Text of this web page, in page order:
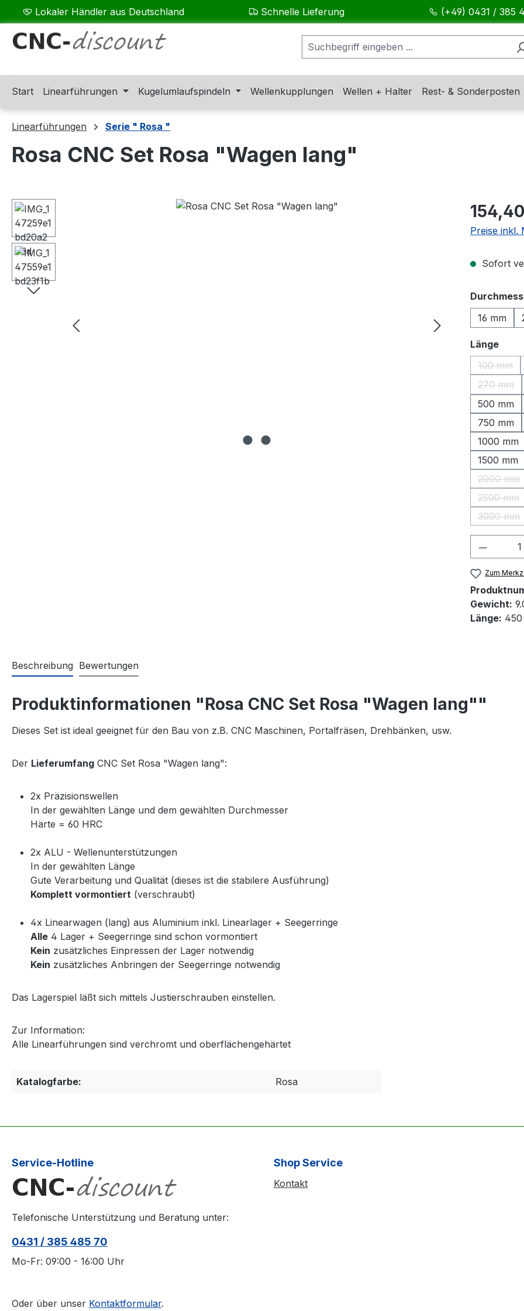
Hauptinhalt springen
Zur Suche springen
Zur Hauptnavigation springen
Lokaler Händler aus Deutschland Schnelle Lieferung (+49) 0431 / 385
Start Linearführungen Kugelumlaufspindeln Wellenkupplungen Wellen + Halter Rest- & Sonderposten
Linearführungen Serie " Rosa "
Rosa CNC Set Rosa "Wagen lang"
Bildergalerie überspringen Regulärer
Preise inkl.
Sofort
16 mm
Länge
100 mm
(Diese
270 mm
500 mm
750 mm
1000 mm
1500 mm
2000 mm
2500 mm
3000 mm
Zum
Gewicht:
Länge:
Beschreibung Bewertungen
Produktinformationen "Rosa CNC Set Rosa "Wagen lang""
Dieses Set ist ideal geeignet für den Bau von z.B. CNC Maschinen, Portalfräsen, Drehbänken, usw.
Der Lieferumfang CNC Set Rosa "Wagen lang":
2x Präzisionswellen
In der gewählten Länge und dem gewählten Durchmesser
Härte = 60 HRC
2x ALU - Wellenunterstützungen
In der gewählten Länge
Gute Verarbeitung und Qualität (dieses ist die stabilere Ausführung)
Komplett vormontiert (verschraubt)
4x Linearwagen (lang) aus Aluminium inkl. Linearlager + Seegerringe
Alle 4 Lager + Seegerringe sind schon vormontiert
Kein zusätzliches Einpressen der Lager notwendig
Kein zusätzliches Anbringen der Seegerringe notwendig
Das Lagerspiel läßt sich mittels Justierschrauben einstellen.
Zur Information:
Alle Linearführungen sind verchromt und oberflächengehärtet
Katalogfarbe: Rosa
Service-Hotline
Telefonische Unterstützung und Beratung unter:
0431 / 385 485 70
Mo-Fr: 09:00 - 16:00 Uhr
Oder über unser Kontaktformular.
Shop Service
Kontakt